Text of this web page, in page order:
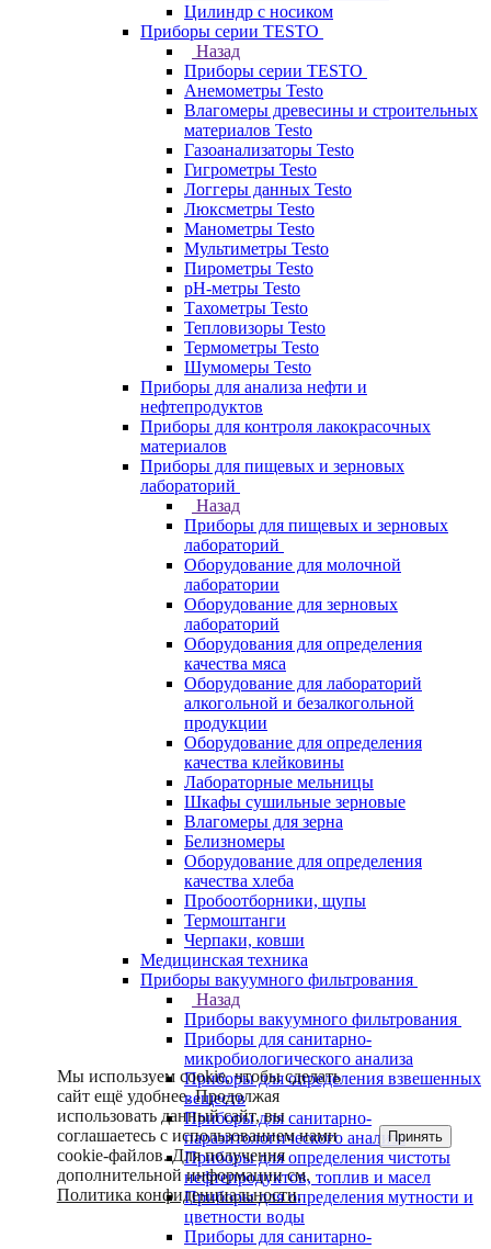
Цилиндр с носиком
Приборы серии TESTO
Назад
Приборы серии TESTO
Анемометры Testo
Влагомеры древесины и строительных
материалов Testo
Газоанализаторы Testo
Гигрометры Testo
Логгеры данных Testo
Люксметры Testo
Манометры Testo
Мультиметры Testo
Пирометры Testo
pH-метры Testo
Тахометры Testo
Тепловизоры Testo
Термометры Testo
Шумомеры Testo
Приборы для анализа нефти и
нефтепродуктов
Приборы для контроля лакокрасочных
материалов
Приборы для пищевых и зерновых
лабораторий
Назад
Приборы для пищевых и зерновых
лабораторий
Оборудование для молочной
лаборатории
Оборудование для зерновых
лабораторий
Оборудования для определения
качества мяса
Оборудование для лабораторий
алкогольной и безалкогольной
продукции
Оборудование для определения
качества клейковины
Лабораторные мельницы
Шкафы сушильные зерновые
Влагомеры для зерна
Белизномеры
Оборудование для определения
качества хлеба
Пробоотборники, щупы
Термоштанги
Черпаки, ковши
Медицинская техника
Приборы вакуумного фильтрования
Назад
Приборы вакуумного фильтрования
Приборы для санитарно-
микробиологического анализа
Приборы для определения взвешенных
веществ
Приборы для санитарно-
паразитологического анализа
Приборы для определения чистоты
нефтепродуктов, топлив и масел
Приборы для определения мутности и
цветности воды
Приборы для санитарно-
Мы используем cookie, чтобы сделать
сайт ещё удобнее. Продолжая
использовать данный сайт, вы
соглашаетесь с использованием нами
cookie-файлов. Для получения
дополнительной информации см.
Политика конфиденциальности.
Принять